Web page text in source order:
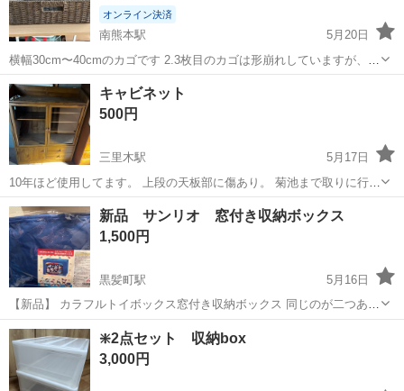
オンライン決済
南熊本駅
5月20日
横幅30cm〜40cmのカゴです 2.3枚目のカゴは形崩れしていますが、状
態は綺麗です。 他の商品をご一緒に買っていただいた方には おまけと
してお持ち帰っていただいて構いません‼︎
熊本 熊本市 南熊本駅
キャビネット
500円
三里木駅
5月17日
10年ほど使用してます。 上段の天板部に傷あり。 菊池まで取りに行来
ていただける方よろしくお願いします。 サイズ 幅85 高111 奥行き30
熊本 菊池郡 三里木駅 収納家具 天板
新品 サンリオ 窓付き収納ボックス
1,500円
黒髪町駅
5月16日
【新品】 カラフルトイボックス窓付き収納ボックス 同じのが二つあり
ます。 二つ希望の場合はお知らせ下さい。 提示価格は一つの価格で
す。
熊本 熊本市 黒髪町駅 収納家具
❇️2点セット 収納box
3,000円